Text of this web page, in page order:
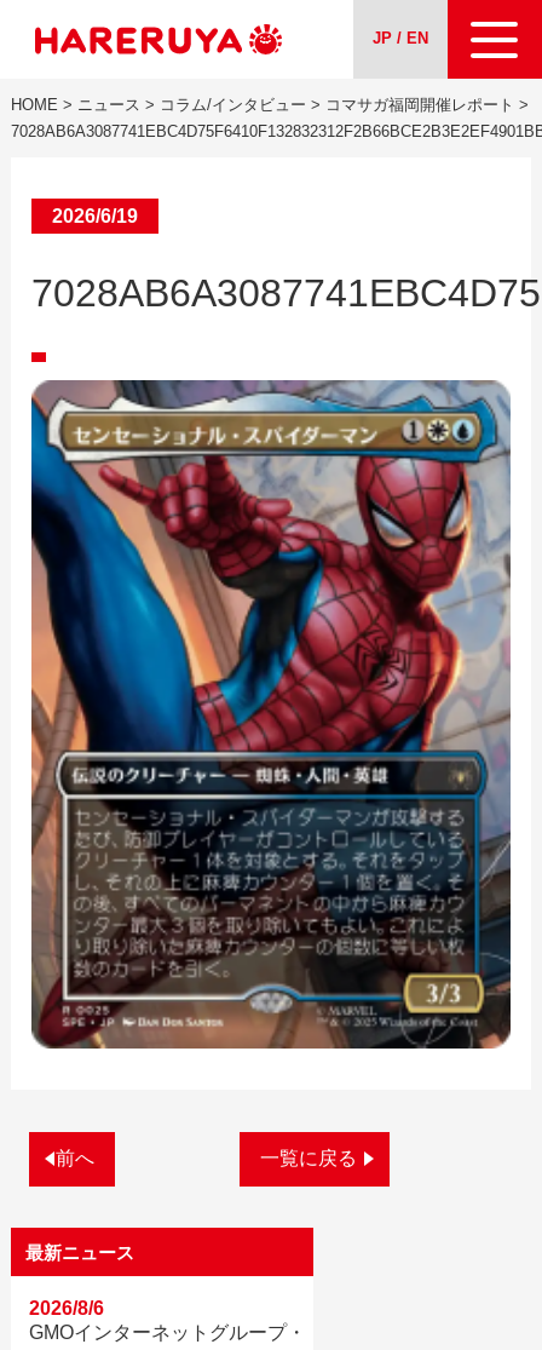
JP / EN
会社案内
お問い合わせ
HOME > ニュース > コラム/インタビュー > コマサガ福岡開催レポート >
2026/6/19
前へ 一覧に戻る
最新ニュース
GMOインターネットグループ・
2026/8/6